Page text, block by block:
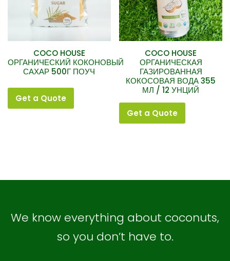
COCO HOUSE
ОРГАНИЧЕСКИЙ КОКОНОВЫЙ
САХАР 500Г ПОУЧ
Get a Quote
COCO HOUSE
ОРГАНИЧЕСКАЯ
ГАЗИРОВАННАЯ
КОКОСОВАЯ ВОДА 355
МЛ / 12 УНЦИЙ
Get a Quote
We know everything about coconuts,
so you don’t have to.